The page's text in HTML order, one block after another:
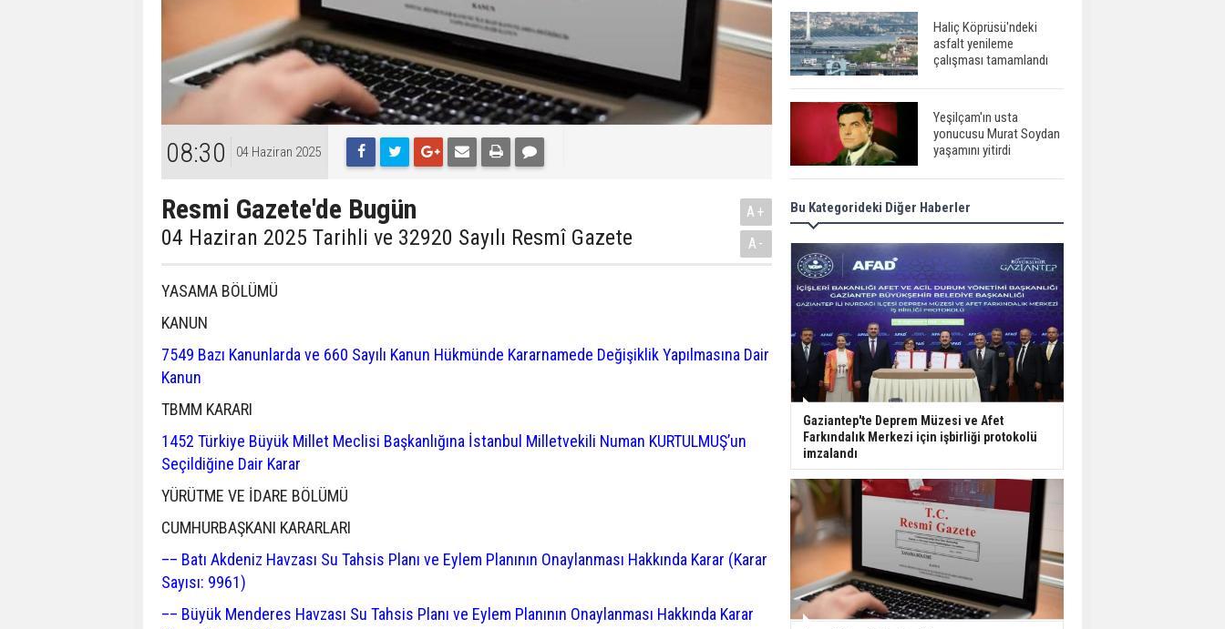
08:30 04 Haziran 2025
Resmi Gazete'de Bugün
04 Haziran 2025 Tarihli ve 32920 Sayılı Resmî Gazete
A+
A-
YASAMA BÖLÜMÜ
KANUN
7549 Bazı Kanunlarda ve 660 Sayılı Kanun Hükmünde Kararnamede Değişiklik Yapılmasına Dair
Kanun
TBMM KARARI
1452 Türkiye Büyük Millet Meclisi Başkanlığına İstanbul Milletvekili Numan KURTULMUŞ’un
Seçildiğine Dair Karar
YÜRÜTME VE İDARE BÖLÜMÜ
CUMHURBAŞKANI KARARLARI
–– Batı Akdeniz Havzası Su Tahsis Planı ve Eylem Planının Onaylanması Hakkında Karar (Karar
Sayısı: 9961)
–– Büyük Menderes Havzası Su Tahsis Planı ve Eylem Planının Onaylanması Hakkında Karar
Haliç Köprüsü'ndeki
asfalt yenileme
çalışması tamamlandı
Yeşilçam'ın usta
yonucusu Murat Soydan
yaşamını yitirdi
Meral Akşener ile
Müsavat Dervişoğlu
cenazede görüntülendi
29 Mayıs okullar tatil mi?
Bilim kurgu
gerçekleşiyor...
Dondurulmuş insanları
hayata döndürecek keşif
Ünlü türkücü Mahmut
Tuncer estetik
operasyon geçirdi: Son
hali gündem oldu
Yerli turist 229,7 milyar
lira seyahat harcaması
yaptı
Bu Kategorideki Diğer Haberler
Gaziantep'te Deprem Müzesi ve Afet
Farkındalık Merkezi için işbirliği protokolü
imzalandı